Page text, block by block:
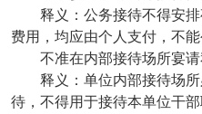
释义：公务接待不得安
费用，均应由个人支付，不能
不准在内部接待场所宴
释义：单位内部接待场
待，不得用于接待本单位干